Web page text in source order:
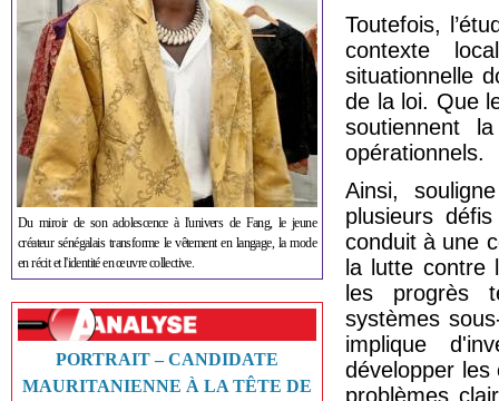
Du miroir de son adolescence à l'univers de Fang, le jeune
créateur sénégalais transforme le vêtement en langage, la mode
en récit et l'identité en œuvre collective.
PORTRAIT – CANDIDATE
MAURITANIENNE À LA TÊTE DE
Toutefois,
contexte
situationnelle
de la loi. Que
soutiennent
opérationnels.
Ainsi,
plusieurs
conduit à une
la lutte contre
les progrès
systèmes
implique
développer les
problèmes